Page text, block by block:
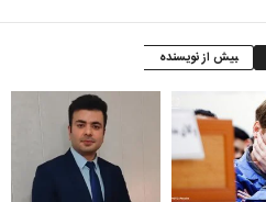
بیش از نویسنده